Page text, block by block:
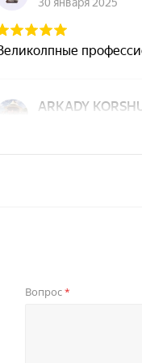
Вопрос*